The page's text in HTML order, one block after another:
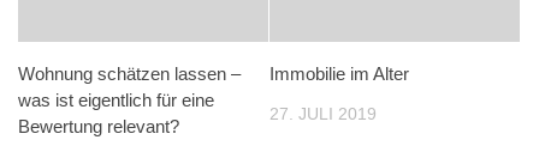
Wohnung schätzen lassen –
was ist eigentlich für eine
Bewertung relevant?
Immobilie im Alter
27. JULI 2019